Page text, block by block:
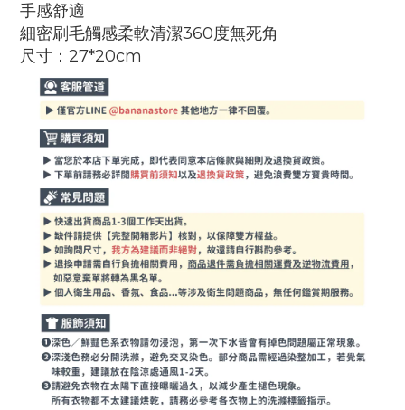
手感舒適
細密刷毛觸感柔軟清潔360度無死角
尺寸：27*20cm